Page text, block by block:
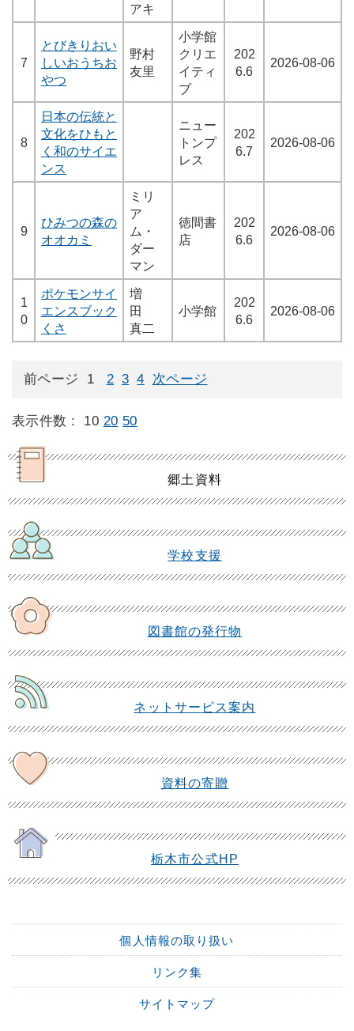
アキ
7
とびきりおい
しいおうちお
やつ
野村
友里
小学館
クリエ
イティ
ブ
202
6.6
2026-08-06
8
日本の伝統と
文化をひもと
く和のサイエ
ンス
ニュー
トンプ
レス
202
6.7
2026-08-06
9
ひみつの森の
オオカミ
ミリ
ア
ム・
ダー
マン
徳間書
店
202
6.6
2026-08-06
1
0
ポケモンサイ
エンスブック
くさ
増
田
真二
小学館
202
6.6
2026-08-06
前ページ 1 2 3 4 次ページ
10 20 50
郷土資料
学校支援
図書館の発行物
ネットサービス案内
資料の寄贈
栃木市公式HP
個人情報の取り扱い
リンク集
サイトマップ